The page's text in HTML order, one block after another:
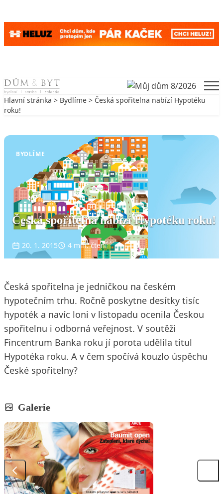
Skip to content
Hlavní stránka > Bydlíme > Česká spořitelna nabízí Hypotéku
roku!
BYDLÍME
Česká spořitelna nabízí Hypotéku roku!
20. 1. 2015 4 min. čtení
Česká spořitelna je jedničkou na českém
hypotečním trhu. Ročně poskytne desítky tisíc
hypoték a navíc loni v listopadu ocenila Českou
spořitelnu i odborná veřejnost. V soutěži
Fincentrum Banka roku jí porota udělila titul
Hypotéka roku. A v čem spočívá kouzlo úspěchu
České spořitelny?
Galerie